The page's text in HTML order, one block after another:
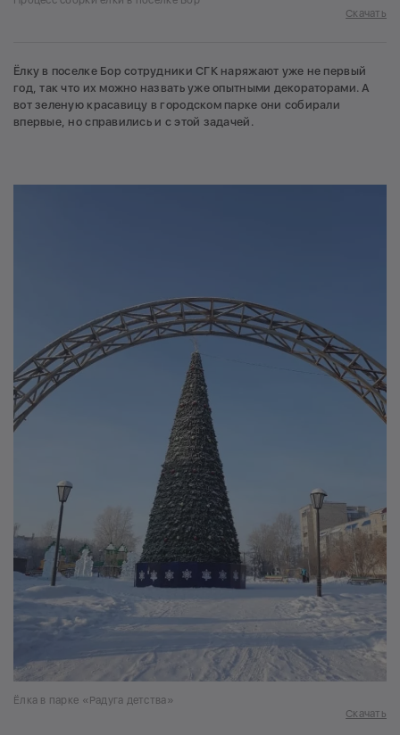
Скачать
Ёлку в поселке Бор сотрудники СГК наряжают уже не первый
год, так что их можно назвать уже опытными декораторами. А
вот зеленую красавицу в городском парке они собирали
впервые, но справились и с этой задачей.
Ёлка в парке «Радуга детства»
Скачать